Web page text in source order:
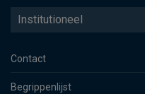
Institutioneel
Contact
Begrippenlijst